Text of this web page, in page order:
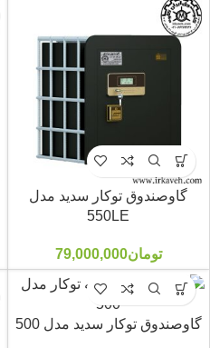
گاوصندوق توکار سدید مدل
550LE
تومان79,000,000
گاوصندوق توکار سدید مدل 500